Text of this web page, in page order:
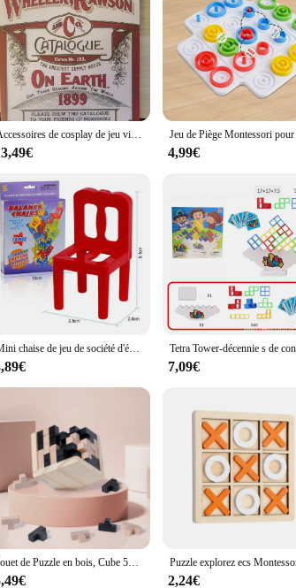
Accessoires de cosplay de jeu vidéo, catalogue Rawson Rdr2, cimetière de Wheeler et Co.
4,99€
Mini chaise de jeu de société d'équilibre, blocs d'assemblage en plastique, chaises empilables, jeu familial, entraînement à l'équilibre, jouet pour enfants
7,09€
Jouet de Puzzle en bois, Cube 54T, jouets éducatifs pour enfants, jeu intellectuel pour adultes et passionnés de Puzzle
2,24€